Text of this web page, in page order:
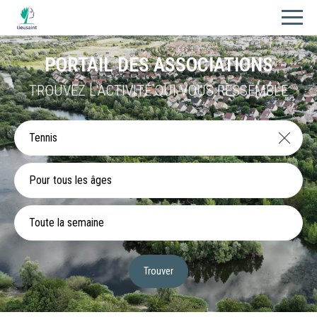
PORTAIL DES ASSOCIATIONS
TROUVEZ L'ACTIVITÉ QUI VOUS RESSEMBLE
Pour tous les âges
Toute la semaine
Trouver